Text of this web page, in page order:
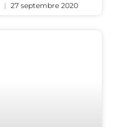
27 septembre 2020